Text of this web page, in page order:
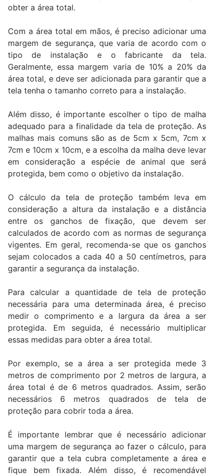
obter a área total.
Com a área total em mãos, é preciso adicionar uma
margem de segurança, que varia de acordo com o
tipo de instalação e o fabricante da tela.
Geralmente, essa margem varia de 10% a 20% da
área total, e deve ser adicionada para garantir que a
tela tenha o tamanho correto para a instalação.
Além disso, é importante escolher o tipo de malha
adequado para a finalidade da tela de proteção. As
malhas mais comuns são as de 5cm x 5cm, 7cm x
7cm e 10cm x 10cm, e a escolha da malha deve levar
em consideração a espécie de animal que será
protegida, bem como o objetivo da instalação.
O cálculo da tela de proteção também leva em
consideração a altura da instalação e a distância
entre os ganchos de fixação, que devem ser
calculados de acordo com as normas de segurança
vigentes. Em geral, recomenda-se que os ganchos
sejam colocados a cada 40 a 50 centímetros, para
garantir a segurança da instalação.
Para calcular a quantidade de tela de proteção
necessária para uma determinada área, é preciso
medir o comprimento e a largura da área a ser
protegida. Em seguida, é necessário multiplicar
essas medidas para obter a área total.
Por exemplo, se a área a ser protegida mede 3
metros de comprimento por 2 metros de largura, a
área total é de 6 metros quadrados. Assim, serão
necessários 6 metros quadrados de tela de
proteção para cobrir toda a área.
É importante lembrar que é necessário adicionar
uma margem de segurança ao fazer o cálculo, para
garantir que a tela cubra completamente a área e
fique bem fixada. Além disso, é recomendável